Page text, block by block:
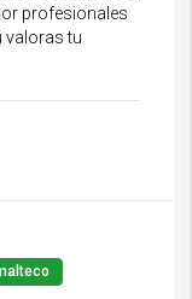
profesionales
valoras tu